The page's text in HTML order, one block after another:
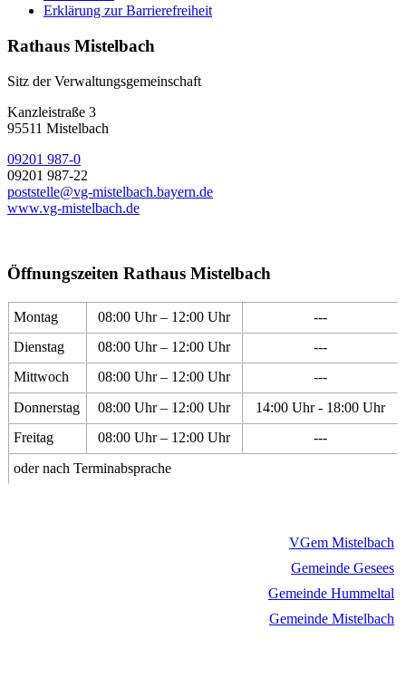
Erklärung zur Barrierefreiheit
Rathaus Mistelbach
Sitz der Verwaltungsgemeinschaft
Kanzleistraße 3
95511 Mistelbach
09201 987-0
09201 987-22
poststelle@vg-mistelbach.bayern.de
www.vg-mistelbach.de
Öffnungszeiten Rathaus Mistelbach
Montag 08:00 Uhr – 12:00 Uhr
---
Dienstag
08:00 Uhr – 12:00 Uhr
---
Mittwoch
08:00 Uhr – 12:00 Uhr
---
Donnerstag
08:00 Uhr – 12:00 Uhr
14:00 Uhr - 18:00 Uhr
Freitag
08:00 Uhr – 12:00 Uhr
---
oder nach Terminabsprache
VGem Mistelbach
Gemeinde Gesees
Gemeinde Hummeltal
Gemeinde Mistelbach